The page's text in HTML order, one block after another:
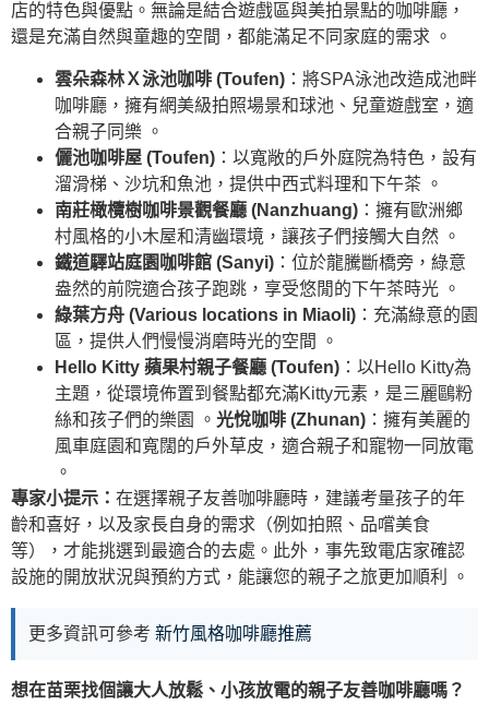
店的特色與優點。無論是結合遊戲區與美拍景點的咖啡廳，
還是充滿自然與童趣的空間，都能滿足不同家庭的需求 。
雲朵森林Ｘ泳池咖啡 (Toufen) ：將SPA泳池改造成池畔
咖啡廳，擁有網美級拍照場景和球池、兒童遊戲室，適
合親子同樂 。
儷池咖啡屋 (Toufen) ：以寬敞的戶外庭院為特色，設有
溜滑梯、沙坑和魚池，提供中西式料理和下午茶 。
南莊橄欖樹咖啡景觀餐廳 (Nanzhuang) ：擁有歐洲鄉
村風格的小木屋和清幽環境，讓孩子們接觸大自然 。
鐵道驛站庭園咖啡館 (Sanyi) ：位於龍騰斷橋旁，綠意
盎然的前院適合孩子跑跳，享受悠閒的下午茶時光 。
綠葉方舟 (Various locations in Miaoli) ：充滿綠意的園
區，提供人們慢慢消磨時光的空間 。
Hello Kitty 蘋果村親子餐廳 (Toufen) ：以Hello Kitty為
主題，從環境佈置到餐點都充滿Kitty元素，是三麗鷗粉
絲和孩子們的樂園 。 光悅咖啡 (Zhunan) ：擁有美麗的
風車庭園和寬闊的戶外草皮，適合親子和寵物一同放電
。
專家小提示： 在選擇親子友善咖啡廳時，建議考量孩子的年
齡和喜好，以及家長自身的需求（例如拍照、品嚐美食
等），才能挑選到最適合的去處。此外，事先致電店家確認
設施的開放狀況與預約方式，能讓您的親子之旅更加順利 。
更多資訊可參考 新竹風格咖啡廳推薦
想在苗栗找個讓大人放鬆、小孩放電的親子友善咖啡廳嗎？